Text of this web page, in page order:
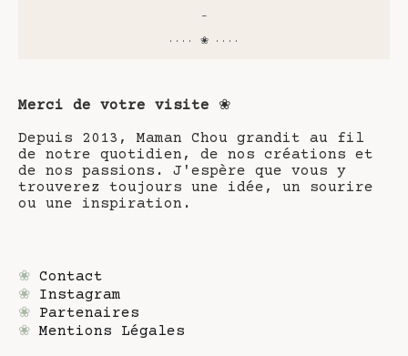
-
···· ❀ ····
Merci de votre visite ❀
Depuis 2013, Maman Chou grandit au fil
de notre quotidien, de nos créations et
de nos passions. J'espère que vous y
trouverez toujours une idée, un sourire
ou une inspiration.
❀ Contact
❀ Instagram
❀ Partenaires
❀ Mentions Légales